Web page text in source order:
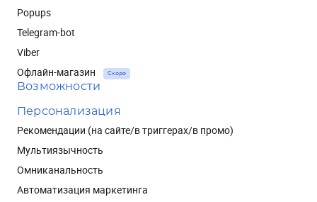
Popups
Telegram-bot
Viber
Офлайн-магазин
Скоро
Возможности
Персонализация
Рекомендации (на сайте/в триггерах/в промо)
Мультиязычность
Омниканальность
Автоматизация маркетинга